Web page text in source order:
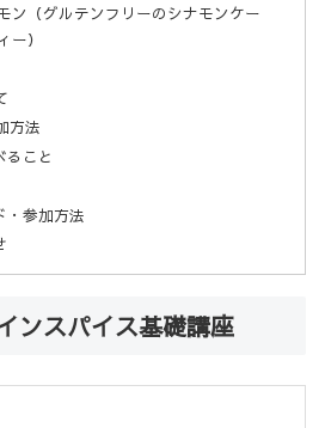
ン（グルテンフリーのシナモンケー
ー）
方法
ること
・参加方法
ンスパイス基礎講座